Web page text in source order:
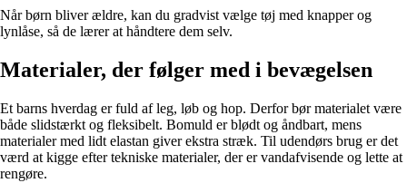
Når børn bliver ældre, kan du gradvist vælge tøj med knapper og
lynlåse, så de lærer at håndtere dem selv.
Materialer, der følger med i bevægelsen
Et barns hverdag er fuld af leg, løb og hop. Derfor bør materialet være
både slidstærkt og fleksibelt. Bomuld er blødt og åndbart, mens
materialer med lidt elastan giver ekstra stræk. Til udendørs brug er det
værd at kigge efter tekniske materialer, der er vandafvisende og lette at
rengøre.